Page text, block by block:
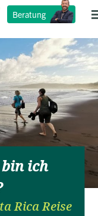
Beratung
bin ich
Rica Reise